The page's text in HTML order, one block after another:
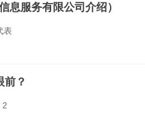
息服务有限公司介绍）
表
前？
2